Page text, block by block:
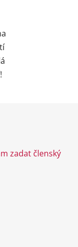
zadat členský